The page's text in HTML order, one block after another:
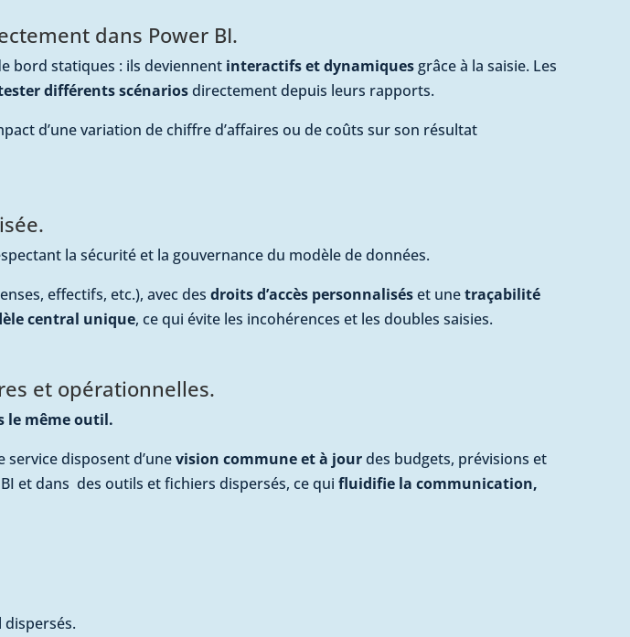
dans Power BI.
bord statiques : ils deviennent interactifs et dynamiquesgrâce à la saisie. Les
différents scénariosdirectement depuis leurs rapports.
d’une variation de chiffre d’affaires ou de coûts sur son résultat
la sécurité et la gouvernance du modèle de données.
effectifs, etc.), avec des droits d’accès personnaliséset unetraçabilité
central unique, ce qui évite les incohérences et les doubles saisies.
et opérationnelles.
le même outil.
disposent d’unevision commune et à jourdes budgets, prévisions et
et dans des outils et fichiers dispersés, ce qui fluidifie la communication,
dispersés.